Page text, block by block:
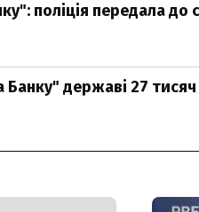
поліція передала до
державі 27 тисяч